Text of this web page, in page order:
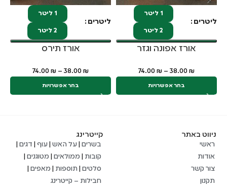
ליטרים
1 ליטר
2 ליטר
אורז אפונה וגזר
38.00 ₪
–
74.00 ₪
בחר אפשרויות
ליטרים
1 ליטר
2 ליטר
אורז תירס
38.00 ₪
–
74.00 ₪
בחר אפשרויות
ניווט באתר
ראשי
אודות
צור קשר
תקנון
קייטרינג
בשרים |על האש |עוף דגים
קובות
ממולאים מטוגנים
סלטים |תוספות מאפים
חבילות – קייטרינג